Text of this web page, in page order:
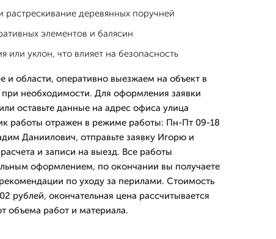
деревянных поручней
элементов и балясин
или уклон, что влияет на безопасность
и области, оперативно выезжаем на объект в
необходимости. Для оформления заявки
оставьте данные на адрес офиса улица
работы отражен в режиме работы: Пн-Пт 09-18
Даниилович, отправьте заявку Игорю и
и записи на выезд. Все работы
оформлением, по окончании вы получаете
по уходу за перилами. Стоимость
рублей, окончательная цена рассчитывается
объема работ и материала.